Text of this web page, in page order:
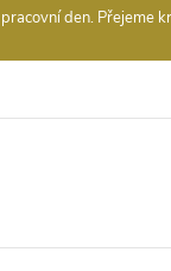
den. Přejeme